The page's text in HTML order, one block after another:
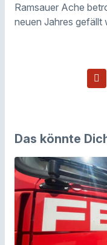
Ramsauer Ache
neuen Jahres gefällt
Das könnte